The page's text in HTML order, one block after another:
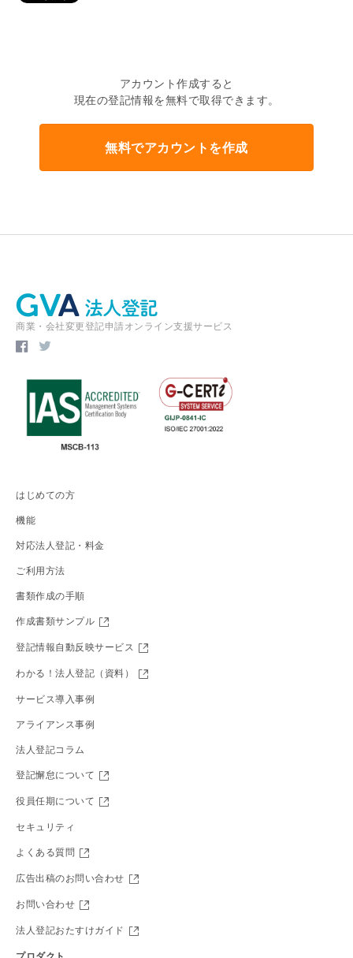
アカウント作成すると
現在の登記情報を無料で取得できます。
無料でアカウントを作成
商業・会社変更登記申請オンライン支援サービス
はじめての方
機能
対応法人登記・料金
ご利用方法
書類作成の手順
作成書類サンプル
登記情報自動反映サービス
わかる！法人登記（資料）
サービス導入事例
アライアンス事例
法人登記コラム
登記懈怠について
役員任期について
セキュリティ
よくある質問
広告出稿のお問い合わせ
お問い合わせ
法人登記おたすけガイド